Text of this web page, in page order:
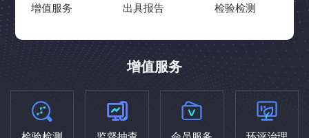
增值服务 出具报告 检验检测
增值服务